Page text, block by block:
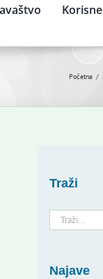
Početna
Traži
Traži...
Najave